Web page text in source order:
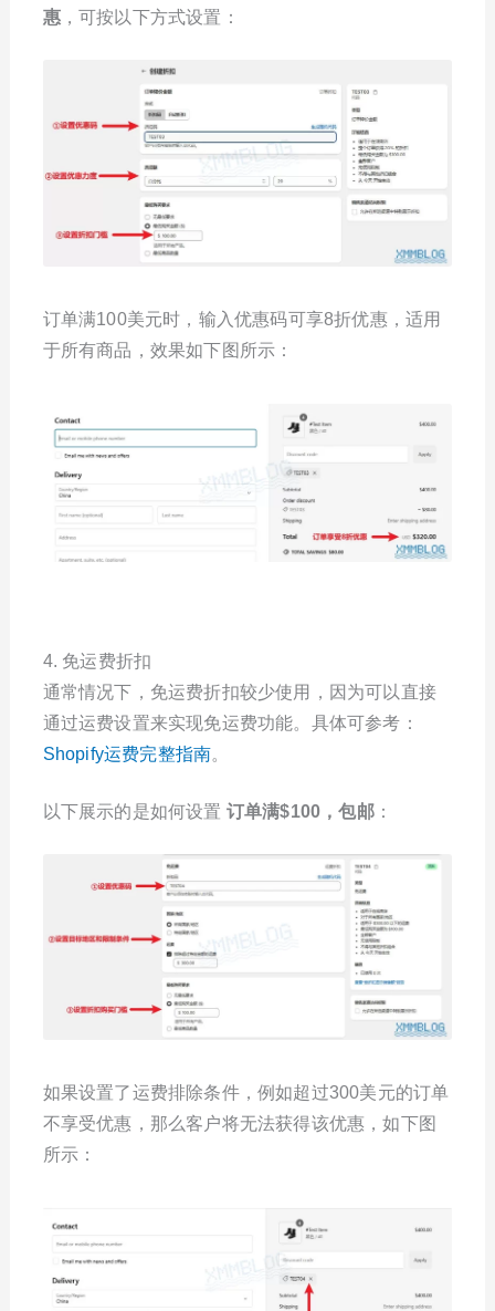
惠，可按以下方式设置：
订单满100美元时，输入优惠码可享8折优惠，适用
于所有商品，效果如下图所示：
4. 免运费折扣
通常情况下，免运费折扣较少使用，因为可以直接
通过运费设置来实现免运费功能。具体可参考：
Shopify运费完整指南。
以下展示的是如何设置 订单满$100，包邮：
如果设置了运费排除条件，例如超过300美元的订单
不享受优惠，那么客户将无法获得该优惠，如下图
所示：